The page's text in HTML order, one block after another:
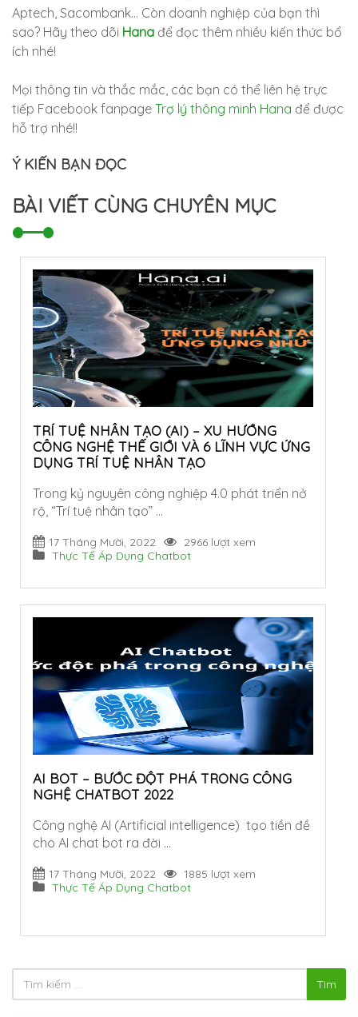
Aptech, Sacombank… Còn doanh nghiệp của bạn thì
sao? Hãy theo dõi Hana để đọc thêm nhiều kiến thức bổ
ích nhé!
Mọi thông tin và thắc mắc, các bạn có thể liên hệ trực
tiếp Facebook fanpage Trợ lý thông minh Hana để được
hỗ trợ nhé!!
Ý KIẾN BẠN ĐỌC
BÀI VIẾT CÙNG CHUYÊN MỤC
TRÍ TUỆ NHÂN TẠO (AI) – XU HƯỚNG
CÔNG NGHỆ THẾ GIỚI VÀ 6 LĨNH VỰC ỨNG
DỤNG TRÍ TUỆ NHÂN TẠO
Trong kỷ nguyên công nghiệp 4.0 phát triển nở
rộ, “Trí tuệ nhân tạo” …
17 Tháng Mười, 2022
2966 lượt xem
Thực Tế Áp Dụng Chatbot
AI BOT – BƯỚC ĐỘT PHÁ TRONG CÔNG
NGHỆ CHATBOT 2022
Công nghệ AI (Artificial intelligence) tạo tiền đề
cho AI chat bot ra đời …
17 Tháng Mười, 2022
1885 lượt xem
Thực Tế Áp Dụng Chatbot
Tìm